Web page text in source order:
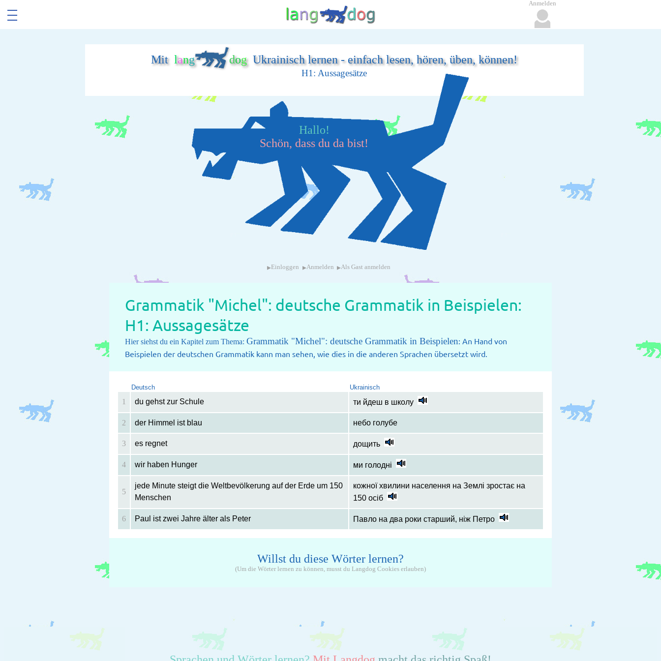
Mitlang dogUkrainisch lernen - einfach lesen, hören, üben, können!
H1: Aussagesätze
Hallo!
Schön, dass du da bist!
▸ Einloggen ▸Anmelden ▸Als Gast anmelden
Grammatik "Michel": deutsche Grammatik in Beispielen:
H1: Aussagesätze
Hier siehst du ein Kapitel zum Thema: Grammatik "Michel": deutsche Grammatik in Beispielen: An Hand von
Beispielen der deutschen Grammatik kann man sehen, wie dies in die anderen Sprachen übersetzt wird.
Deutsch Ukrainisch
1 du gehst zur Schule ти йдеш в школу
2 der Himmel ist blau небо голубе
3 es regnet дощить
4 wir haben Hunger ми голодні
5
jede Minute steigt die Weltbevölkerung auf der Erde um 150
Menschen
кожної хвилини населення на Землі зростає на
150 осіб
6 Paul ist zwei Jahre älter als Peter Павло на два роки старший, ніж Петро
Willst du diese Wörter lernen?
(Um die Wörter lernen zu können, musst du Langdog Cookies erlauben)
Anmelden